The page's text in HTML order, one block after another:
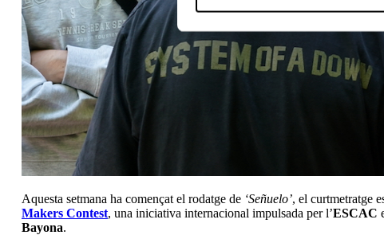
Aquesta setmana ha començat el rodatge de ‘Señuelo’, el curtmetratge
Makers Contest, una iniciativa internacional impulsada per l’ESCAC
Bayona.